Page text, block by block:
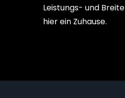
Leistungs- und
hier ein Zuhause.